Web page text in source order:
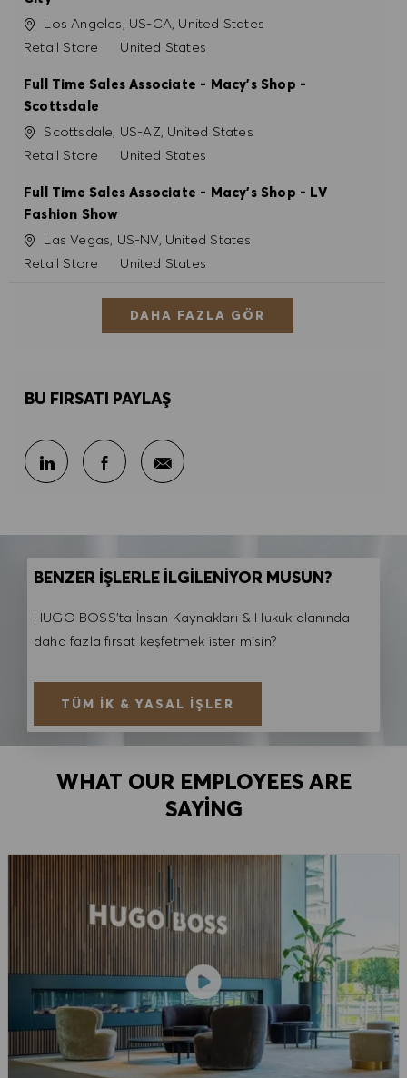
KonumLos Angeles, US-CA, United States
Kategori
Retail Store United States
Full Time Sales Associate - Macy's Shop -
Scottsdale
KonumScottsdale, US-AZ, United States
Kategori
Retail Store United States
Full Time Sales Associate - Macy's Shop - LV
Fashion Show
KonumLas Vegas, US-NV, United States
Kategori
Retail Store United States
DAHA FAZLA GÖR
BU FIRSATI PAYLAŞ
LinkedIn ile paylaş
Facebook ile paylaş
E-posta ile paylaş
BENZER İŞLERLE İLGİLENİYOR MUSUN?
HUGO BOSS'ta İnsan Kaynakları & Hukuk alanında
daha fazla fırsat keşfetmek ister misin?
TÜM İK & YASAL İŞLER
WHAT OUR EMPLOYEES ARE
SAYING